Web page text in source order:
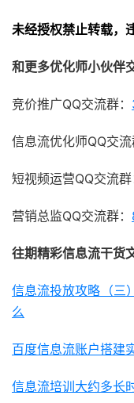
未经授权禁止转载，
和更多优化师小伙伴
竞价推广QQ交流群：
信息流优化师QQ交流
短视频运营QQ交流群
营销总监QQ交流群：
往期精彩信息流干货
信息流投放攻略（三
么
百度信息流账户搭建
信息流培训大约多长